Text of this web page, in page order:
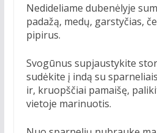
Nedideliame dubenėlyje
padažą, medų, garstyčias,
pipirus.
Svogūnus supjaustykite
sudėkite į indą su
ir, kruopščiai pamaišę,
vietoje marinuotis.